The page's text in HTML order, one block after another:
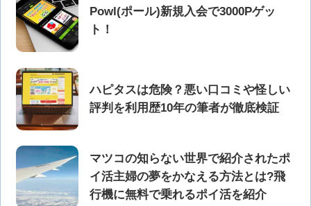
Powl(ポール)新規入会で3000Pゲッ
ト！
ハピタスは危険？悪い口コミや怪しい
評判を利用歴10年の筆者が徹底検証
マツコの知らない世界で紹介されたポ
イ活主婦の夢をかなえる方法とは?飛
行機に無料で乗れるポイ活を紹介